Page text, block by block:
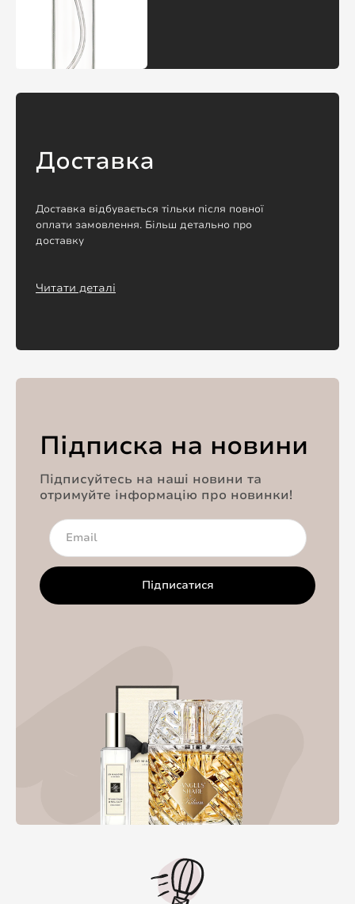
Доставка
Доставка відбувається тільки після повної
оплати замовлення. Більш детально про
доставку
Читати деталі
Підписка на новини
Підписуйтесь на наші новини та
отримуйте інформацію про новинки!
Підписатися